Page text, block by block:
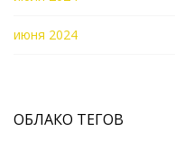
июня 2024
ОБЛАКО ТЕГОВ